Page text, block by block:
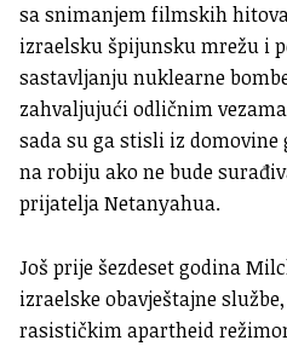
sa snimanjem filmskih
izraelsku špijunsku mrežu i
sastavljanju nuklearne
zahvaljujući odličnim
sada su ga stisli iz
na robiju ako ne bude
prijatelja Netanyahua.
Još prije šezdeset godina
izraelske obavještajne službe,
rasističkim apartheid